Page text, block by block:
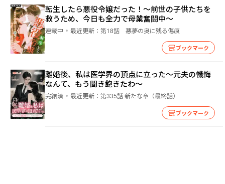
転生したら悪役令嬢だった！～前世の子供たちを
救うため、今日も全力で母業奮闘中～
連載中 最近更新： 第18話 悪夢の奥に残る傷痕
ブックマーク
離婚後、私は医学界の頂点に立った～元夫の懺悔
なんて、もう聞き飽きたわ～
完結済 最近更新： 第335話 新たな章（最終話）
ブックマーク